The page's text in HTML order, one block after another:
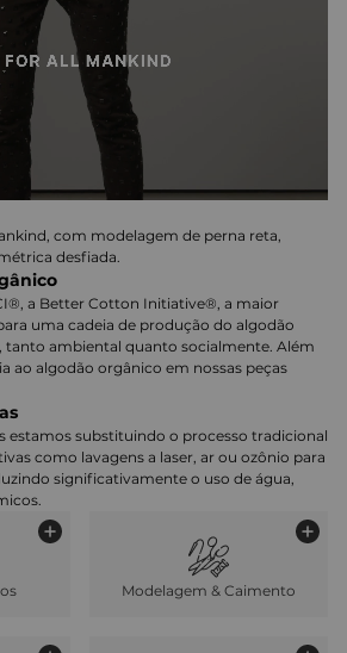
com modelagem de perna reta,
desfiada.
a Better Cotton Initiative®, a maior
uma cadeia de produção do algodão
ambiental quanto socialmente. Além
ao algodão orgânico em nossas peças
estamos substituindo o processo tradicional
como lavagens a laser, ar ou ozônio para
significativamente o uso de água,
Modelagem & Caimento